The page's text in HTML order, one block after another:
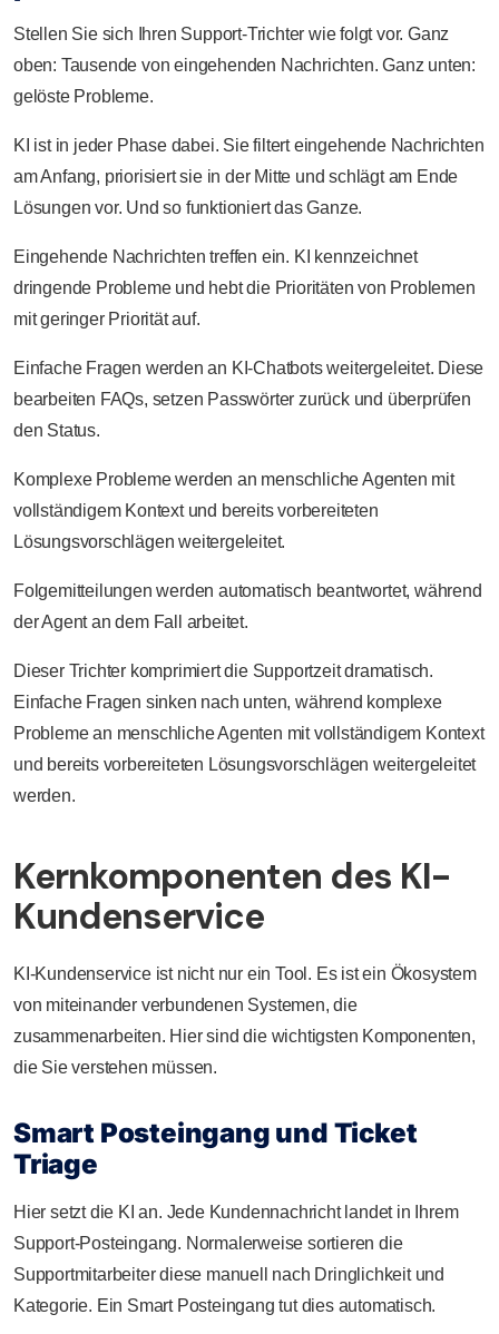
Stellen Sie sich Ihren Support-Trichter wie folgt vor. Ganz
oben: Tausende von eingehenden Nachrichten. Ganz unten:
gelöste Probleme.
KI ist in jeder Phase dabei. Sie filtert eingehende Nachrichten
am Anfang, priorisiert sie in der Mitte und schlägt am Ende
Lösungen vor. Und so funktioniert das Ganze.
Eingehende Nachrichten treffen ein. KI kennzeichnet
dringende Probleme und hebt die Prioritäten von Problemen
mit geringer Priorität auf.
Einfache Fragen werden an KI-Chatbots weitergeleitet. Diese
bearbeiten FAQs, setzen Passwörter zurück und überprüfen
den Status.
Komplexe Probleme werden an menschliche Agenten mit
vollständigem Kontext und bereits vorbereiteten
Lösungsvorschlägen weitergeleitet.
Folgemitteilungen werden automatisch beantwortet, während
der Agent an dem Fall arbeitet.
Dieser Trichter komprimiert die Supportzeit dramatisch.
Einfache Fragen sinken nach unten, während komplexe
Probleme an menschliche Agenten mit vollständigem Kontext
und bereits vorbereiteten Lösungsvorschlägen weitergeleitet
werden.
Kernkomponenten des KI-
Kundenservice
KI-Kundenservice ist nicht nur ein Tool. Es ist ein Ökosystem
von miteinander verbundenen Systemen, die
zusammenarbeiten. Hier sind die wichtigsten Komponenten,
die Sie verstehen müssen.
Smart Posteingang und Ticket
Triage
Hier setzt die KI an. Jede Kundennachricht landet in Ihrem
Support-Posteingang. Normalerweise sortieren die
Supportmitarbeiter diese manuell nach Dringlichkeit und
Kategorie. Ein Smart Posteingang tut dies automatisch.